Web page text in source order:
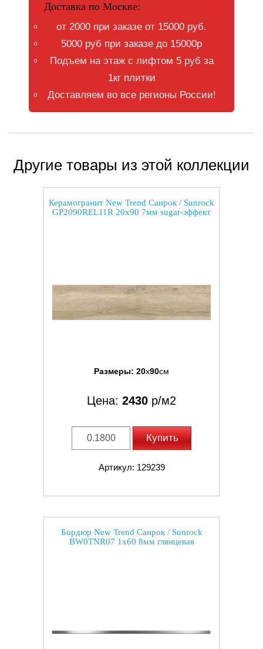
Доставка по Москве:
от 2000 при заказе от 15000 руб.
5000 руб при заказе до 15000р
Подъем на этаж с лифтом 5 руб за
1кг плитки
Доставляем во все регионы России!
Другие товары из этой коллекции
Керамогранит New Trend Санрок / Sunrock
GP2090REL11R 20x90 7мм sugar-эффект
Размеры: 20x90см
Цена: 2430 р/м2
Купить
Артикул: 129239
Бордюр New Trend Санрок / Sunrock
BW0TNR07 1x60 8мм глянцевая